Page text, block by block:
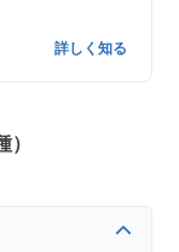
詳しく知る